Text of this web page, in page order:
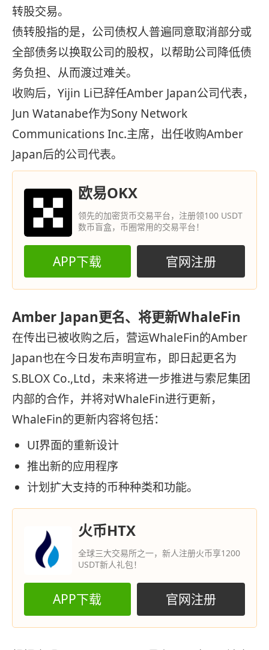
转股交易。
债转股指的是，公司债权人普遍同意取消部分或
全部债务以换取公司的股权，以帮助公司降低债
务负担、从而渡过难关。
收购后，Yijin Li已辞任Amber Japan公司代表，
Jun Watanabe作为Sony Network
Communications Inc.主席，出任收购Amber
Japan后的公司代表。
欧易OKX
领先的加密货币交易平台，注册领100 USDT
数币盲盒，币圈常用的交易平台！
APP下载 官网注册
Amber Japan更名、将更新WhaleFin
在传出已被收购之后，营运WhaleFin的Amber
Japan也在今日发布声明宣布，即日起更名为
S.BLOX Co.,Ltd，未来将进一步推进与索尼集团
内部的合作，并将对WhaleFin进行更新，
WhaleFin的更新内容将包括：
UI界面的重新设计
推出新的应用程序
计划扩大支持的币种种类和功能。
火币HTX
全球三大交易所之一，新人注册火币享1200
USDT新人礼包！
APP下载 官网注册